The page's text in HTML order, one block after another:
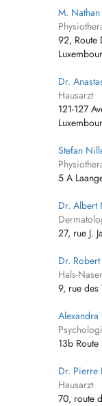
M.
92, Route
Dr.
Hausarzt
121-127
Stefan
5 A
Dr. Albert
27, rue J.
Dr.
Hals-
9, rue des
Alexandra
13b
Dr. Pierre
Hausarzt
70, route